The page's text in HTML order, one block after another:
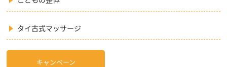
タイ古式マッサージ
キャンペーン